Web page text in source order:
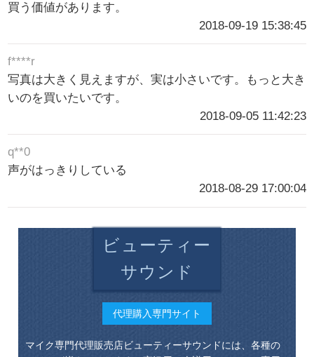
買う価値があります。
2018-09-19 15:38:45
f****r
写真は大きく見えますが、実は小さいです。もっと大き
いのを買いたいです。
2018-09-05 11:42:23
q**0
声がはっきりしている
2018-08-29 17:00:04
ビューティー
サウンド
代理購入専門サイト
マイク専門代理販売店ビューティーサウンドには、各種の